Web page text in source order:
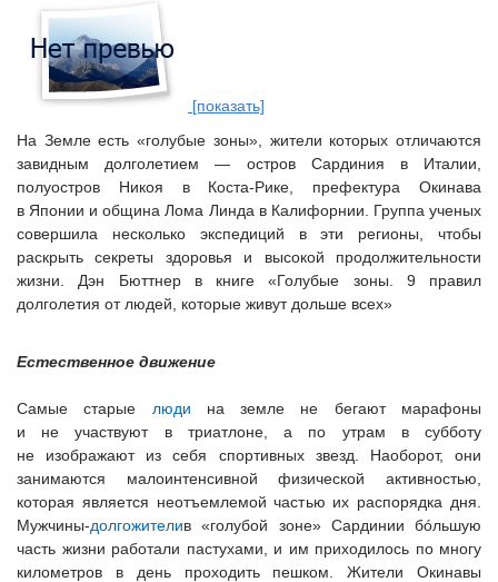
[показать]
На Земле есть «голубые зоны», жители которых отличаются
завидным долголетием — остров Сардиния в Италии,
полуостров Никоя в Коста-Рике, префектура Окинава
в Японии и община Лома Линда в Калифорнии. Группа ученых
совершила несколько экспедиций в эти регионы, чтобы
раскрыть секреты здоровья и высокой продолжительности
жизни. Дэн Бюттнер в книге «Голубые зоны. 9 правил
долголетия от людей, которые живут дольше всех»
Естественное движение
Самые старые люди на земле не бегают марафоны
и не участвуют в триатлоне, а по утрам в субботу
не изображают из себя спортивных звезд. Наоборот, они
занимаются малоинтенсивной физической активностью,
которая является неотъемлемой частью их распорядка дня.
Мужчины-долгожителив «голубой зоне» Сардинии бóльшую
часть жизни работали пастухами, и им приходилось по многу
километров в день проходить пешком. Жители Окинавы